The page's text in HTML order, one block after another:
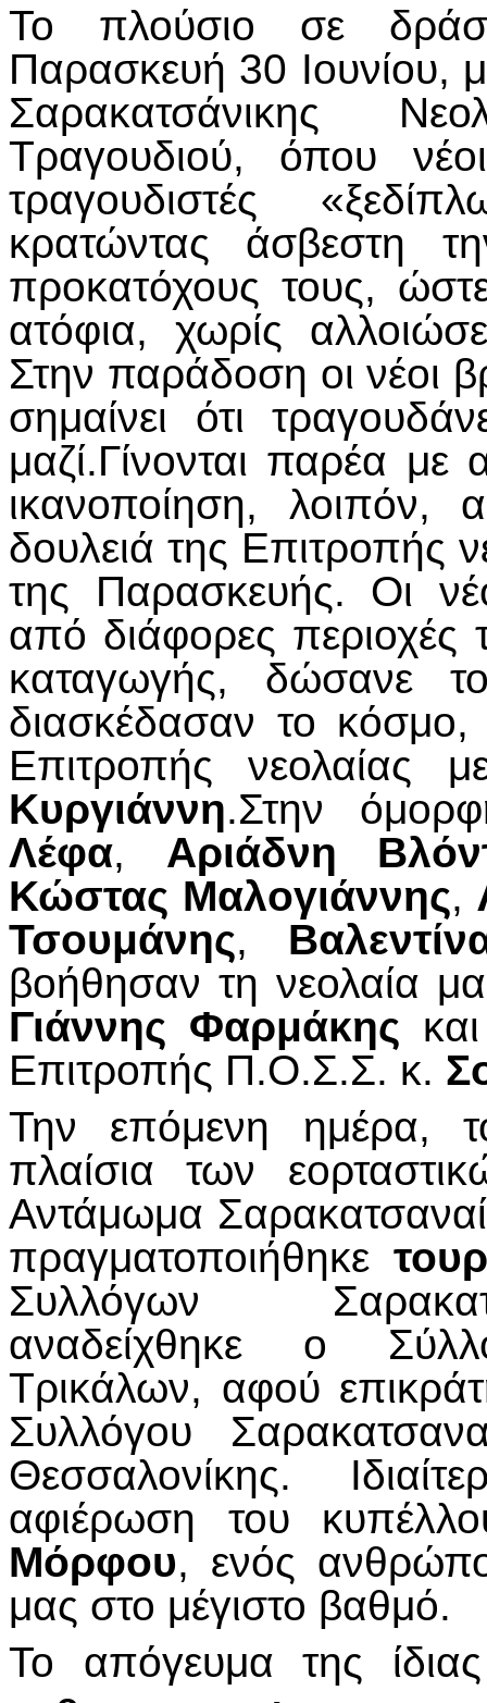
Το πλούσιο σε
Παρασκευή 30 Ιουνίου,
Σαρακατσάνικης
Τραγουδιού, όπου
τραγουδιστές
κρατώντας άσβεστη
προκατόχους τους,
ατόφια, χωρίς
Στην παράδοση οι νέοι
σημαίνει ότι
μαζί.Γίνονται παρέα
ικανοποίηση, λοιπόν,
δουλειά της Επιτροπής
της Παρασκευής. Οι
από διάφορες περιοχές
καταγωγής, δώσανε
διασκέδασαν το κόσμο,
Επιτροπής νεολαίας
Κυργιάννη.Στην
Λέφα, Αριάδνη
Κώστας Μαλογιάννης,
Τσουμάνης,
βοήθησαν τη νεολαία
Γιάννης Φαρμάκης
Επιτροπής Π.Ο.Σ.Σ. κ.
Την επόμενη ημέρα,
πλαίσια των
Αντάμωμα
πραγματοποιήθηκε
Συλλόγων
αναδείχθηκε ο
Τρικάλων, αφού
Συλλόγου
Θεσσαλονίκης.
αφιέρωση του
Μόρφου, ενός
μας στο μέγιστο βαθμό.
Το απόγευμα της